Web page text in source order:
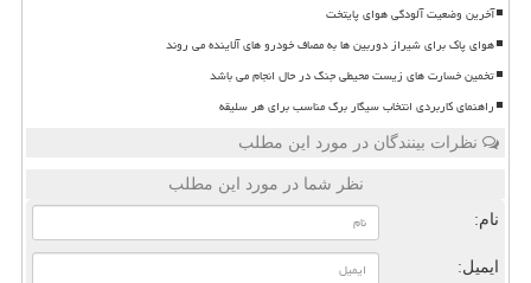
آخرین وضعیت آلودگی هوای پایتخت
هوای پاک برای شیراز دوربین ها به مصاف خودرو های آلاینده می روند
تخمین خسارت های زیست محیطی جنگ در حال انجام می باشد
راهنمای کاربردی انتخاب سیگار برگ مناسب برای هر سلیقه
نظرات بینندگان در مورد این مطلب
نظر شما در مورد این مطلب
نام:
ایمیل: